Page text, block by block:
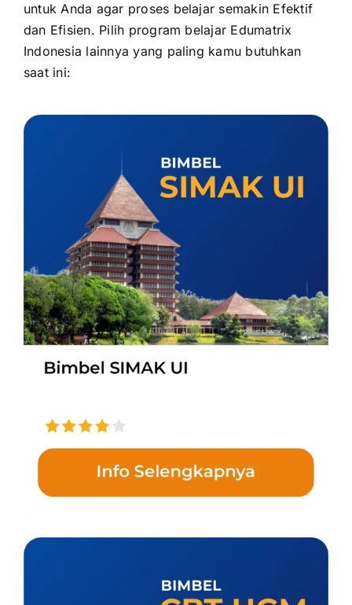
untuk Anda agar proses belajar semakin Efektif
dan Efisien. Pilih program belajar Edumatrix
Indonesia lainnya yang paling kamu butuhkan
saat ini: